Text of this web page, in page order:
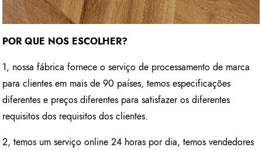
POR QUE NOS ESCOLHER?
1, nossa fábrica fornece o serviço de processamento de marca
para clientes em mais de 90 países, temos especificações
diferentes e preços diferentes para satisfazer os diferentes
requisitos dos requisitos dos clientes.
2, temos um serviço online 24 horas por dia, temos vendedores